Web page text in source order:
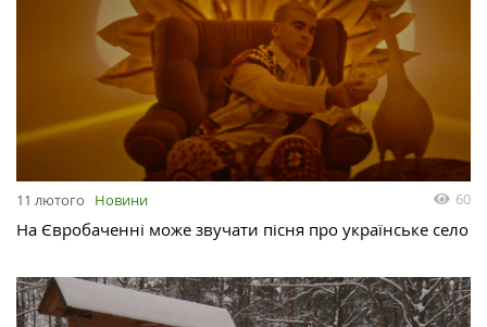
11 лютого Новини 60
На Євробаченні може звучати пісня про українське село